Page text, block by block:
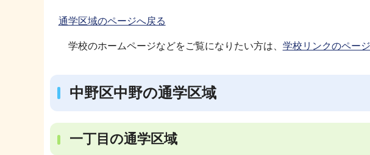
通学区域のページへ戻る
学校のホームページなどをご覧になりたい方は、 学校リンクのページ
中野区中野の通学区域
一丁目の通学区域
こ